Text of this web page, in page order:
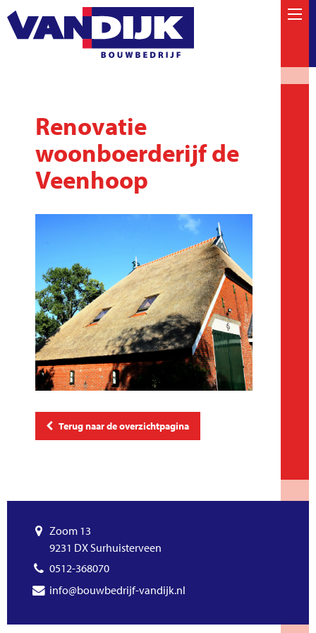
Renovatie
woonboerderijf de
Veenhoop
Terug naar de overzichtpagina
Zoom 13
9231 DX Surhuisterveen
0512-368070
info@bouwbedrijf-vandijk.nl